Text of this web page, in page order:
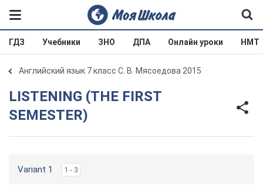
ГДЗ Учебники ЗНО ДПА Онлайн уроки НМТ
Английский язык 7 класс С. В. Мясоедова 2015
LISTENING (THE FIRST
SEMESTER)
Variant 1 1 - 3